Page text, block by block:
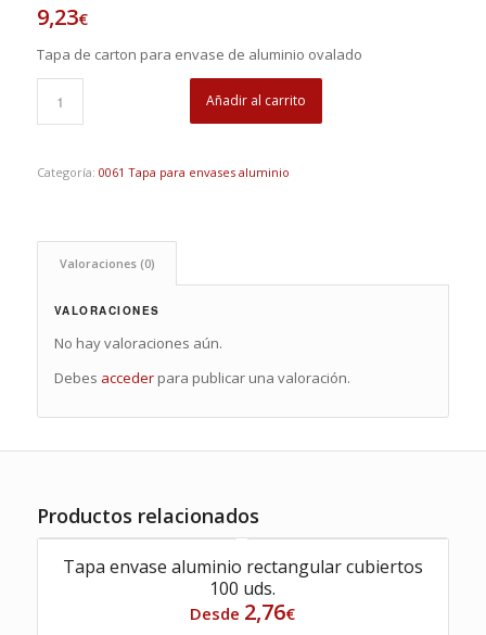
9,23€
Tapa de carton para envase de aluminio ovalado
Añadir al carrito
Categoría: 0061 Tapa para envases aluminio
Valoraciones (0)
VALORACIONES
No hay valoraciones aún.
Debes accederpara publicar una valoración.
Productos relacionados
Tapa envase aluminio rectangular cubiertos
100 uds.
Desde 2,76€